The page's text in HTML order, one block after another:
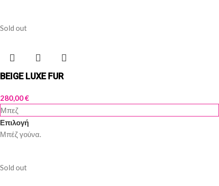
Sold out
BEIGE LUXE FUR
280,00€
Μπεζ
Επιλογή
Μπέζ γούνα.
Sold out